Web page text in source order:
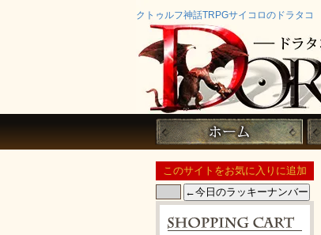
クトゥルフ神話TRPGサイコロのドラタコ